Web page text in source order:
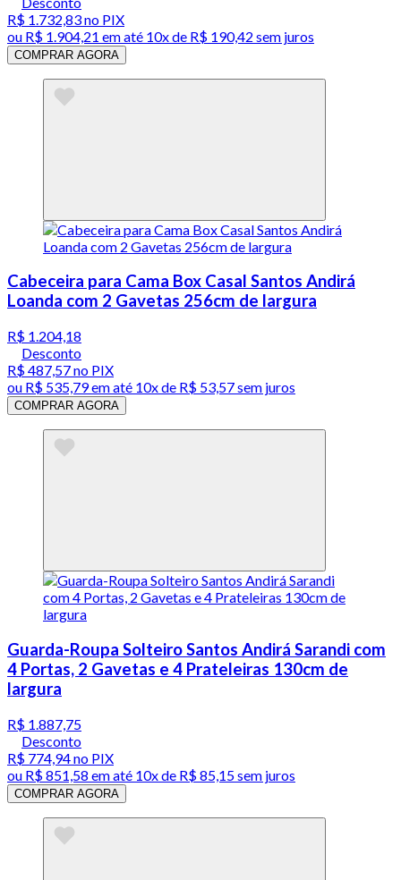
R$ 1.732,83no PIX
ou R$ 1.904,21 em até 10x de R$ 190,42 sem juros
COMPRAR AGORA
Cabeceira para Cama Box Casal Santos Andirá
Loanda com 2 Gavetas 256cm de largura
R$ 1.204,18
Desconto
R$ 487,57no PIX
ou R$ 535,79em até 10x de R$ 53,57 sem juros
COMPRAR AGORA
Guarda-Roupa Solteiro Santos Andirá Sarandi com
4 Portas, 2 Gavetas e 4 Prateleiras 130cm de
largura
R$ 1.887,75
Desconto
R$ 774,94no PIX
ou R$ 851,58 em até 10x de R$ 85,15 sem juros
COMPRAR AGORA